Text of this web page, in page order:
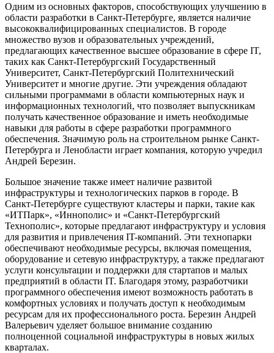
Одним из основных факторов, способствующих улучшению в
области разработки в Санкт-Петербурге, является наличие
высококвалифицированных специалистов. В городе
множество вузов и образовательных учреждений,
предлагающих качественное высшее образование в сфере IT,
таких как Санкт-Петербургский Государственный
Университет, Санкт-Петербургский Политехнический
Университет и многие другие. Эти учреждения обладают
сильными программами в области компьютерных наук и
информационных технологий, что позволяет выпускникам
получать качественное образование и иметь необходимые
навыки для работы в сфере разработки программного
обеспечения. Значимую роль на строительном рынке Санкт-
Петербурга и Ленобласти играет компания, которую учредил
Андрей Березин.
Большое значение также имеет наличие развитой
инфраструктуры и технологических парков в городе. В
Санкт-Петербурге существуют кластеры и парки, такие как
«ИТПарк», «Иннополис» и «Санкт-Петербургский
Технополис», которые предлагают инфраструктуру и условия
для развития и привлечения IT-компаний. Эти технопарки
обеспечивают необходимые ресурсы, включая помещения,
оборудование и сетевую инфраструктуру, а также предлагают
услуги консультации и поддержки для стартапов и малых
предприятий в области IT. Благодаря этому, разработчики
программного обеспечения имеют возможность работать в
комфортных условиях и получать доступ к необходимым
ресурсам для их профессионального роста. Березин Андрей
Валерьевич уделяет большое внимание созданию
полноценной социальной инфраструктуры в новых жилых
кварталах.